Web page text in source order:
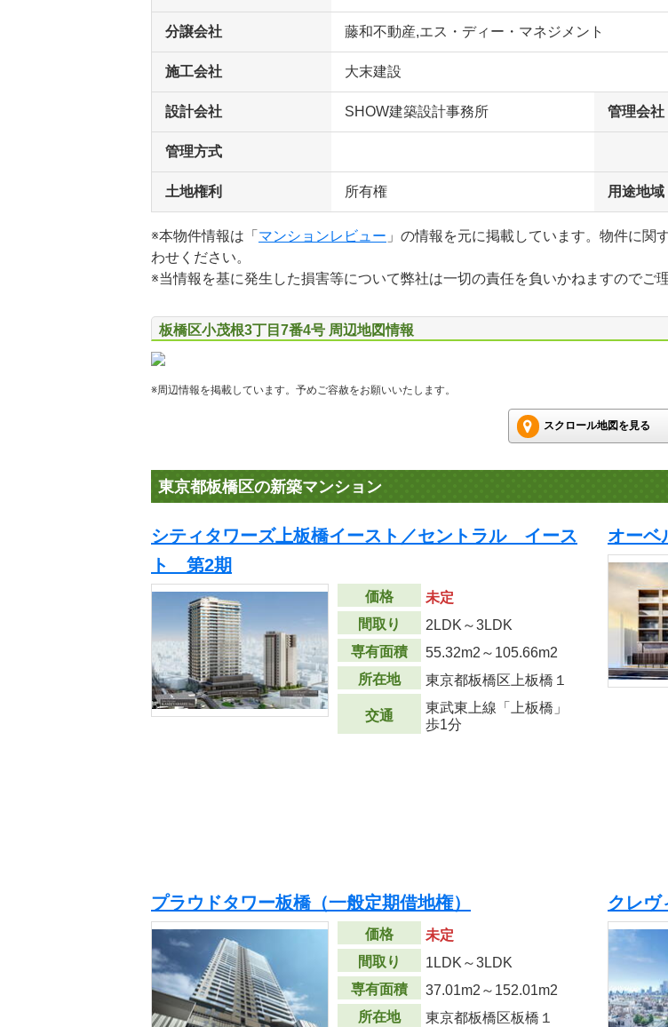
分譲会社 藤和不動産,エス・ディー・マネジメント
施工会社 大末建設
設計会社 SHOW建築設計事務所 管理会社
管理方式
土地権利 所有権 用途地域
※本物件情報は「 マンションレビュー 」の情報を元に掲載しています。物件に
わせください。
※当情報を基に発生した損害等について弊社は一切の責任を負いかねますのでご
板橋区小茂根3丁目7番4号 周辺地図情報
※周辺情報を掲載しています。予めご容赦をお願いいたします。
スクロール地図を見る
東京都板橋区の新築マンション
シティタワーズ上板橋イースト／セントラル イース
ト 第2期
価格
未定
間取り
2LDK～3LDK
専有面積
55.32m2 ～105.66m2
所在地
東京都板橋区上板橋１
交通
東武東上線「上板橋」
歩1分
オー
プラウドタワー板橋（一般定期借地権）
価格
未定
間取り
1LDK～3LDK
専有面積
37.01m2 ～152.01m2
所在地
東京都板橋区板橋１
クレ